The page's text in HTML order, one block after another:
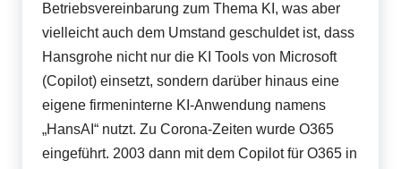
Betriebsvereinbarung zum Thema KI, was aber
vielleicht auch dem Umstand geschuldet ist, dass
Hansgrohe nicht nur die KI Tools von Microsoft
(Copilot) einsetzt, sondern darüber hinaus eine
eigene firmeninterne KI-Anwendung namens
„HansAI“ nutzt. Zu Corona-Zeiten wurde O365
eingeführt. 2003 dann mit dem Copilot für O365 in